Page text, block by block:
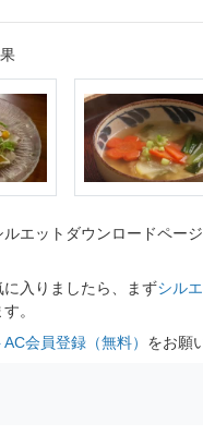
エットダウンロードペー
入りましたら、まずシル
。
会員登録（無料） をお願